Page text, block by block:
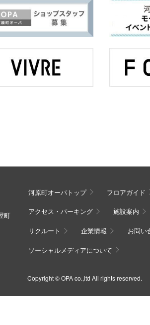
町
河原町オーパトップ フロアガイド
アクセス・パーキング 施設案内
リクルート 企業情報 お問い
ソーシャルメディアについて
Copyright © OPA co.,ltd All rights reserved.